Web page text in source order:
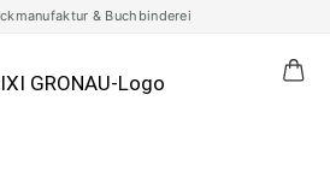
& Buchbinderei